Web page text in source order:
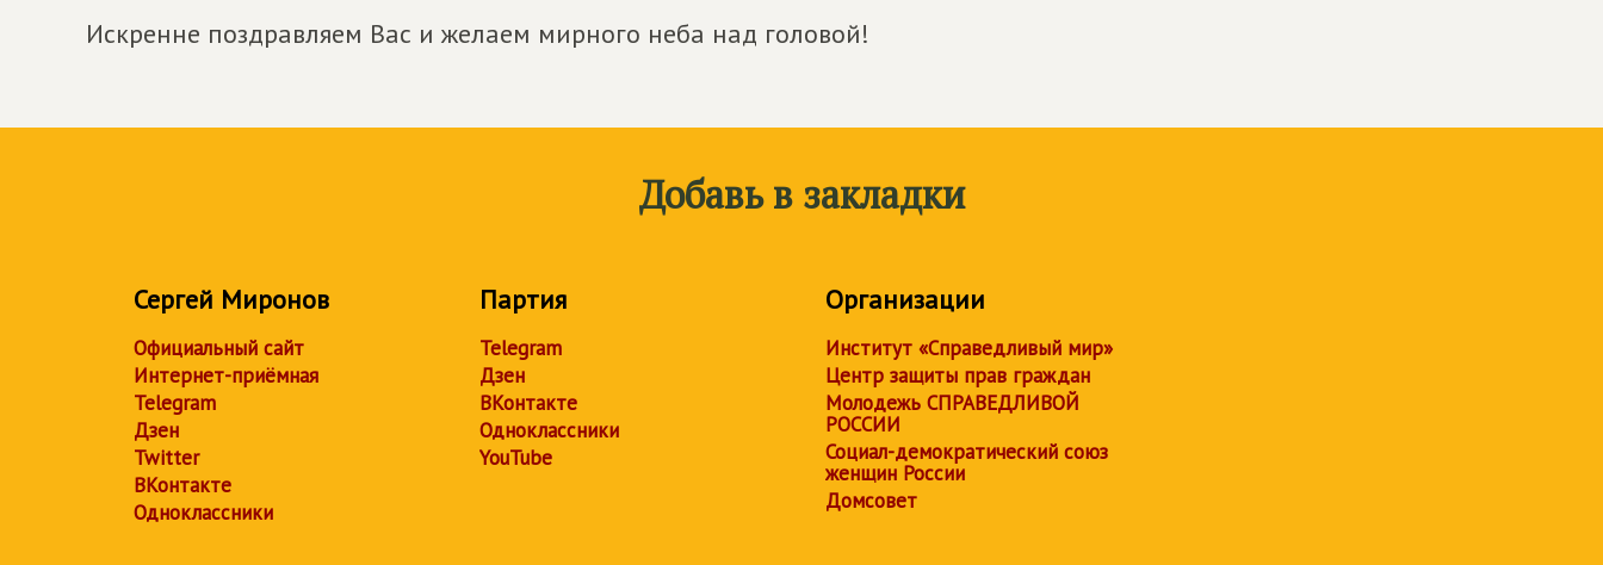
Искренне поздравляем Вас и желаем мирного неба над головой!
Добавь в закладки
Сергей Миронов
Официальный сайт
Интернет-приёмная
Telegram
Дзен
Twitter
ВКонтакте
Одноклассники
Партия
Telegram
Дзен
ВКонтакте
Одноклассники
YouTube
Организации
Институт «Справедливый мир»
Центр защиты прав граждан
Молодежь СПРАВЕДЛИВОЙ
РОССИИ
Социал-демократический союз
женщин России
Домсовет